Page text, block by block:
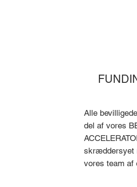
Alle
del af vores
skræddersyet
vores team af